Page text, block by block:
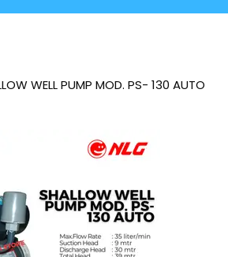
WELL PUMP MOD. PS- 130 AUTO